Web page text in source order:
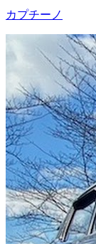
カプチーノ